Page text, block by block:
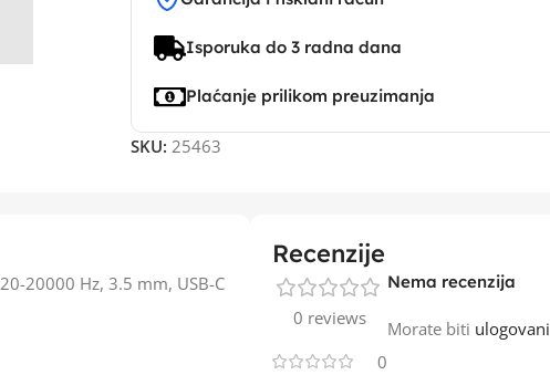
Isporuka do 3 radna dana
Plaćanje prilikom preuzimanja
SKU: 25463
20000 Hz, 3.5 mm, USB-C
Recenzije
0 reviews
0
Nema recenzija
Morate biti ulogovani